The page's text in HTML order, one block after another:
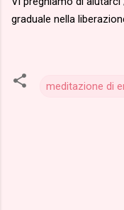
graduale nella
meditazione di